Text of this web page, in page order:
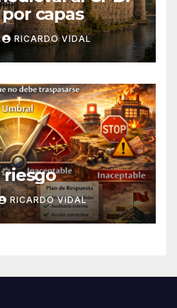
capas
RICARDO VIDAL
riesgo
RICARDO VIDAL